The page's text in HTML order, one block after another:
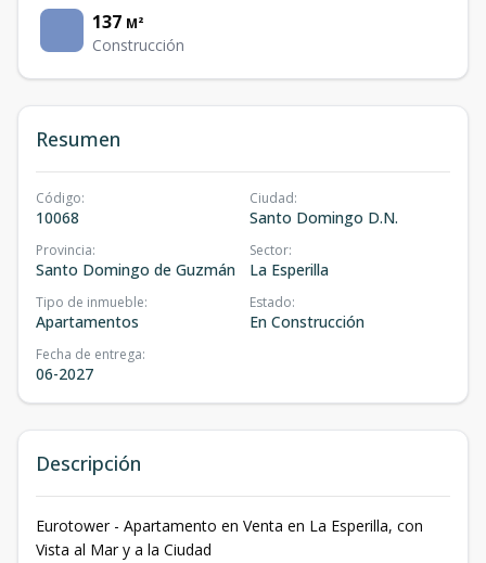
137 M²
Construcción
Resumen
Código:
10068
Ciudad:
Santo Domingo D.N.
Provincia:
Santo Domingo de Guzmán
Sector:
La Esperilla
Tipo de inmueble:
Apartamentos
Estado:
En Construcción
Fecha de entrega:
06-2027
Descripción
Eurotower - Apartamento en Venta en La Esperilla, con
Vista al Mar y a la Ciudad